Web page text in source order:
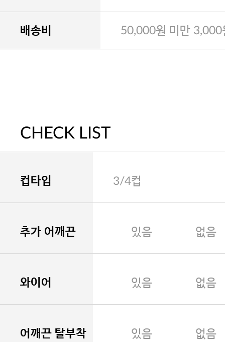
배송비 50,000원 미만 3,000
CHECK LIST
컵타입 3/4컵
추가 어깨끈 있음 없음
와이어 있음 없음
어깨끈 탈부착 있음 없음